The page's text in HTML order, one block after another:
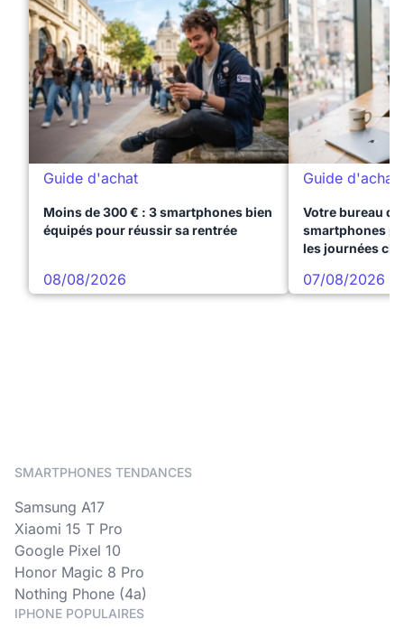
Guide d'achat
Moins de 300 € : 3 smartphones bien
équipés pour réussir sa rentrée
08/08/2026
Guide d'achat
Votre bureau
smartphones
les journées
07/08/2026
SMARTPHONES TENDANCES
Samsung A17
Xiaomi 15 T Pro
Google Pixel 10
Honor Magic 8 Pro
Nothing Phone (4a)
IPHONE POPULAIRES